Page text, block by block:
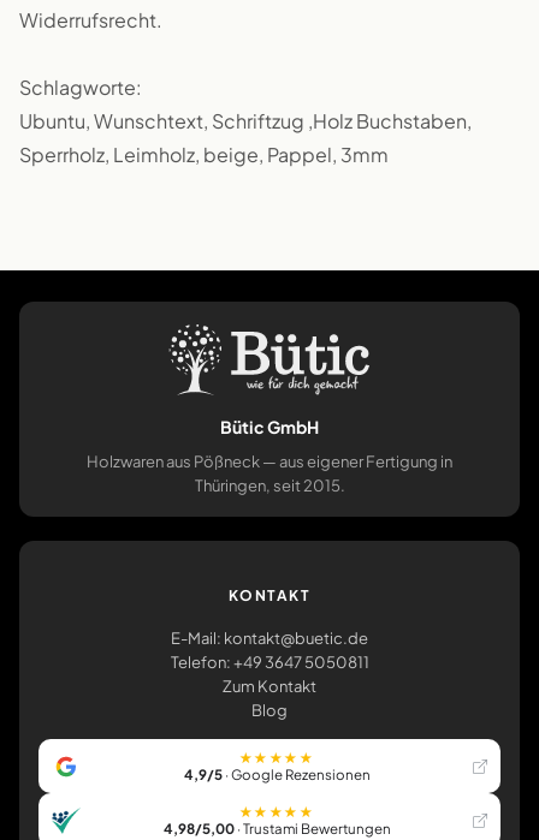
Widerrufsrecht.
Schlagworte:
Ubuntu, Wunschtext, Schriftzug ,Holz Buchstaben,
Sperrholz, Leimholz, beige, Pappel, 3mm
Bütic GmbH
Holzwaren aus Pößneck — aus eigener Fertigung in
Thüringen, seit 2015.
KONTAKT
E-Mail: kontakt@buetic.de
Telefon: +49 3647 5050811
Zum Kontakt
Blog
★★★★★
4,9/5· Google Rezensionen
★★★★★
4,98/5,00· Trustami Bewertungen